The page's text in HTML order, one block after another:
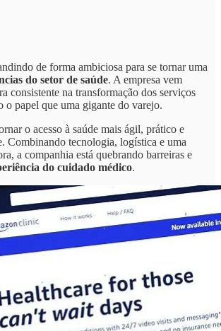
de forma ambiciosa para se tornar uma
do setor de saúde. A empresa vem
consistente na transformação dos serviços
o papel que uma gigante do varejo.
o acesso à saúde mais ágil, prático e
Combinando tecnologia, logística e uma
a companhia está quebrando barreiras e
do cuidado médico.